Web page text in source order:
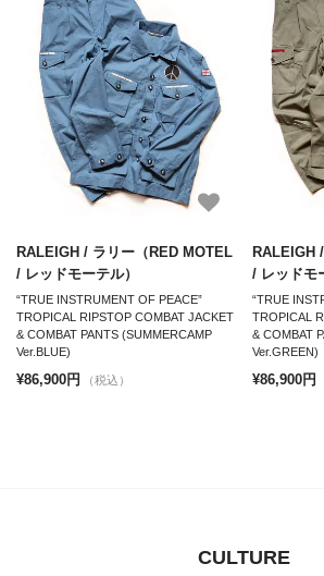
RALEIGH / ラリー（RED MOTEL
/ レッドモーテル）
“TRUE INSTRUMENT OF PEACE”
TROPICAL RIPSTOP COMBAT JACKET
& COMBAT PANTS (SUMMERCAMP
Ver.BLUE)
¥86,900円 （税込）
RALEIGH
/ レッドモ
“TRUE
TROPICAL
& COMBAT
Ver.GREEN)
¥86,900円
CULTURE